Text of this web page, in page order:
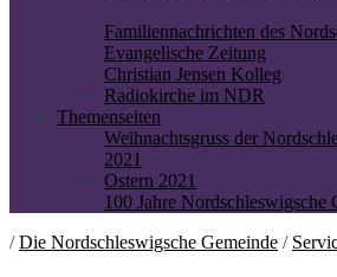
Familiennachrichten des
Evangelische Zeitung
Christian Jensen Kolleg
Radiokirche im NDR
Themenseiten
Weihnachtsgruss der
2021
Ostern 2021
100 Jahre Nordschleswigsche
/ Die Nordschleswigsche Gemeinde /